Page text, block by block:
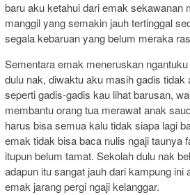
baru aku ketahui dari emak sekawanan
manggil yang semakin jauh tertinggal
segala kebaruan yang belum meraka
Sementara emak meneruskan
dulu nak, diwaktu aku masih gadis tidak
seperti gadis-gadis kau lihat barusan,
membantu orang tua merawat anak
harus bisa semua kalu tidak siapa lagi
emak tidak bisa baca nulis ngaji taunya
itupun belum tamat. Sekolah dulu nak
adapun itu sangat jauh dari kampung ini
emak jarang pergi ngaji kelanggar.